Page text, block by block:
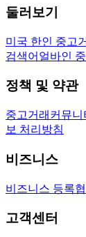
둘러보기
미국 한인 중고
검색어 얼바인
정책 및 약관
중고거래 커뮤니
보 처리방침
비즈니스
비즈니스 등록
고객센터